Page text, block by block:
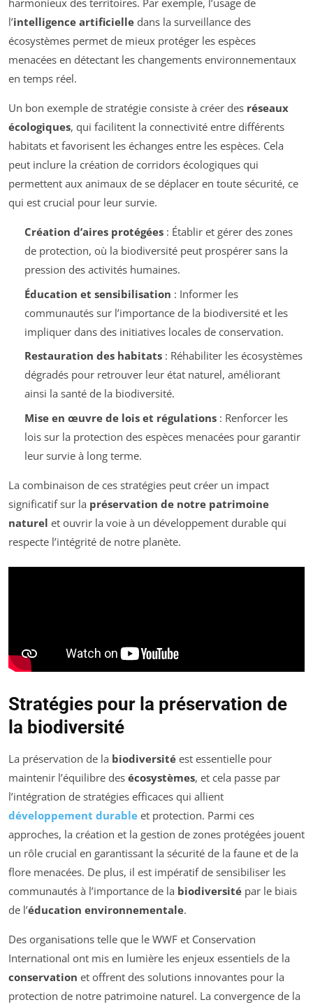
harmonieux des territoires. Par exemple, l’usage de
l’intelligence artificielle dans la surveillance des
écosystèmes permet de mieux protéger les espèces
menacées en détectant les changements environnementaux
en temps réel.
Un bon exemple de stratégie consiste à créer des réseaux
écologiques, qui facilitent la connectivité entre différents
habitats et favorisent les échanges entre les espèces. Cela
peut inclure la création de corridors écologiques qui
permettent aux animaux de se déplacer en toute sécurité, ce
qui est crucial pour leur survie.
Création d’aires protégées: Établir et gérer des zones
de protection, où la biodiversité peut prospérer sans la
pression des activités humaines.
Éducation et sensibilisation : Informer les
communautés sur l’importance de la biodiversité et les
impliquer dans des initiatives locales de conservation.
Restauration des habitats: Réhabiliter les écosystèmes
dégradés pour retrouver leur état naturel, améliorant
ainsi la santé de la biodiversité.
Mise en œuvre de lois et régulations: Renforcer les
lois sur la protection des espèces menacées pour garantir
leur survie à long terme.
La combinaison de ces stratégies peut créer un impact
significatif sur la préservation de notre patrimoine
naturel et ouvrir la voie à un développement durable qui
respecte l’intégrité de notre planète.
Stratégies pour la préservation de
la biodiversité
La préservation de la biodiversité est essentielle pour
maintenir l’équilibre des écosystèmes, et cela passe par
l’intégration de stratégies efficaces qui allient
développement durable et protection. Parmi ces
approches, la création et la gestion de zones protégées jouent
un rôle crucial en garantissant la sécurité de la faune et de la
flore menacées. De plus, il est impératif de sensibiliser les
communautés à l’importance de la biodiversité par le biais
de l’éducation environnementale.
Des organisations telle que le WWF et Conservation
International ont mis en lumière les enjeux essentiels de la
conservation et offrent des solutions innovantes pour la
protection de notre patrimoine naturel. La convergence de la